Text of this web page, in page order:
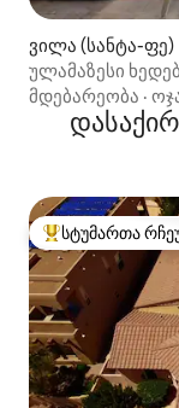
ვილა (სანტა-ფე)
ულამაზესი
მდებარეობა ·
სტუმართა
სტუმართა